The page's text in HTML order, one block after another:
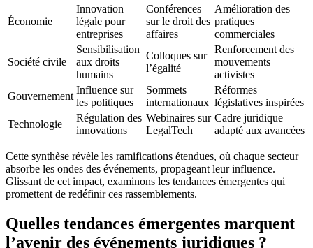
Économie
Innovation
légale pour
entreprises
Conférences
sur le droit des
affaires
Amélioration des
pratiques
commerciales
Société civile
Sensibilisation
aux droits
humains
Colloques sur
l’égalité
Renforcement des
mouvements
activistes
Gouvernement
Influence sur
les politiques
Sommets
internationaux
Réformes
législatives inspirées
Technologie
Régulation des
innovations
Webinaires sur
LegalTech
Cadre juridique
adapté aux avancées
Cette synthèse révèle les ramifications étendues, où chaque secteur
absorbe les ondes des événements, propageant leur influence.
Glissant de cet impact, examinons les tendances émergentes qui
promettent de redéfinir ces rassemblements.
Quelles tendances émergentes marquent
l’avenir des événements juridiques ?